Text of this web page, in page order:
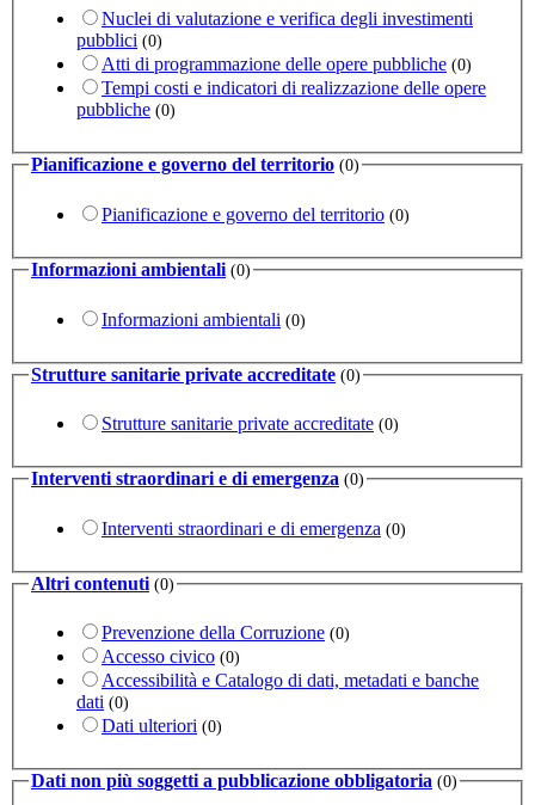
Nuclei di valutazione e verifica degli investimenti
pubblici (0)
Atti di programmazione delle opere pubbliche (0)
Tempi costi e indicatori di realizzazione delle opere
pubbliche (0)
Pianificazione e governo del territorio (0)
Pianificazione e governo del territorio (0)
Informazioni ambientali (0)
Informazioni ambientali (0)
Strutture sanitarie private accreditate (0)
Strutture sanitarie private accreditate (0)
Interventi straordinari e di emergenza (0)
Interventi straordinari e di emergenza (0)
Altri contenuti (0)
Prevenzione della Corruzione (0)
Accesso civico (0)
Accessibilità e Catalogo di dati, metadati e banche
dati (0)
Dati ulteriori (0)
Dati non più soggetti a pubblicazione obbligatoria (0)